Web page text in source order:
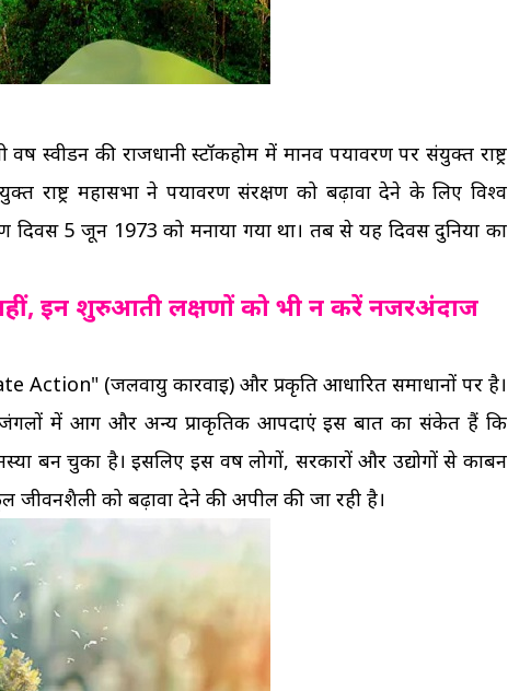
स्वीडन की राजधानी स्टॉकहोम में मानव पर्यावरण पर संयुक्त राष्ट्र
महासभा ने पर्यावरण संरक्षण को बढ़ावा देने के लिए विश्व
दिवस 5 जून 1973 को मनाया गया था। तब से यह दिवस दुनिया का
इन शुरुआती लक्षणों को भी न करें नजरअंदाज
Action" (जलवायु कार्रवाई) और प्रकृति आधारित समाधानों पर है।
जंगलों में आग और अन्य प्राकृतिक आपदाएं इस बात का संकेत हैं कि
बन चुका है। इसलिए इस वर्ष लोगों, सरकारों और उद्योगों से कार्बन
को बढ़ावा देने की अपील की जा रही है।